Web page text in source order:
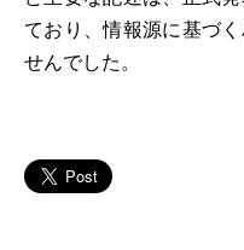
ており、情報源に基づ
せんでした。